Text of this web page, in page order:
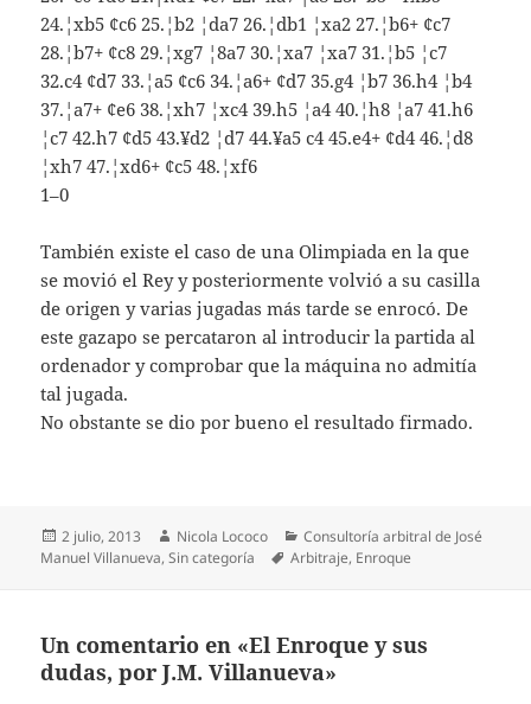
24.¦xb5 ¢c6 25.¦b2 ¦da7 26.¦db1 ¦xa2 27.¦b6+ ¢c7
28.¦b7+ ¢c8 29.¦xg7 ¦8a7 30.¦xa7 ¦xa7 31.¦b5 ¦c7
32.c4 ¢d7 33.¦a5 ¢c6 34.¦a6+ ¢d7 35.g4 ¦b7 36.h4 ¦b4
37.¦a7+ ¢e6 38.¦xh7 ¦xc4 39.h5 ¦a4 40.¦h8 ¦a7 41.h6
¦c7 42.h7 ¢d5 43.¥d2 ¦d7 44.¥a5 c4 45.e4+ ¢d4 46.¦d8
¦xh7 47.¦xd6+ ¢c5 48.¦xf6
1–0
También existe el caso de una Olimpiada en la que
se movió el Rey y posteriormente volvió a su casilla
de origen y varias jugadas más tarde se enrocó. De
este gazapo se percataron al introducir la partida al
ordenador y comprobar que la máquina no admitía
tal jugada.
No obstante se dio por bueno el resultado firmado.
Publicado
el
2 julio, 2013 Autor
Nicola Lococo Categorías
Consultoría arbitral de José
Manuel Villanueva,Sin categoría Etiquetas
Arbitraje, Enroque
Un comentario en «El Enroque y sus
dudas, por J.M. Villanueva»